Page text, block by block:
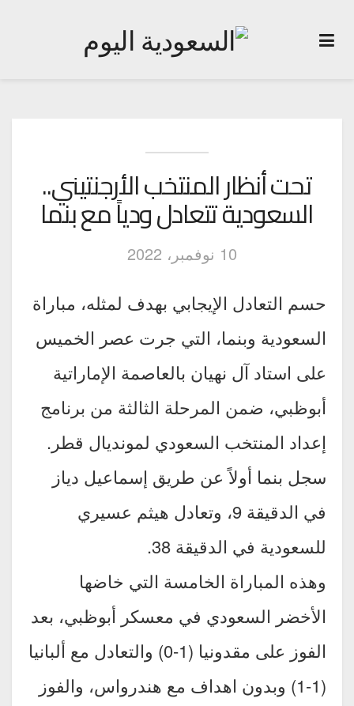
تحت أنظار المنتخب الأرجنتيني..
السعودية تتعادل ودياً مع بنما
10 نوفمبر، 2022
حسم التعادل الإيجابي بهدف لمثله، مباراة
السعودية وبنما، التي جرت عصر الخميس
على استاد آل نهيان بالعاصمة الإماراتية
أبوظبي، ضمن المرحلة الثالثة من برنامج
إعداد المنتخب السعودي لمونديال قطر.
سجل بنما أولاً عن طريق إسماعيل دياز
في الدقيقة 9، وتعادل هيثم عسيري
للسعودية في الدقيقة 38.
وهذه المباراة الخامسة التي خاضها
الأخضر السعودي في معسكر أبوظبي، بعد
الفوز على مقدونيا (1-0) والتعادل مع ألبانيا
(1-1) وبدون اهداف مع هندرواس، والفوز